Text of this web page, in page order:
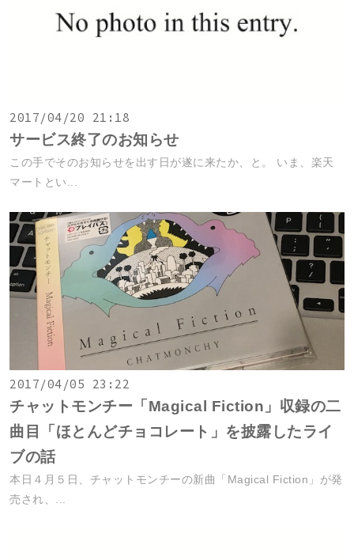
2017/04/20 21:18
サービス終了のお知らせ
この手でそのお知らせを出す日が遂に来たか、と。 いま、楽天
マートとい...
2017/04/05 23:22
チャットモンチー「Magical Fiction」収録の二
曲目「ほとんどチョコレート」を披露したライ
ブの話
本日４月５日、チャットモンチーの新曲「Magical Fiction」が発
売され、...